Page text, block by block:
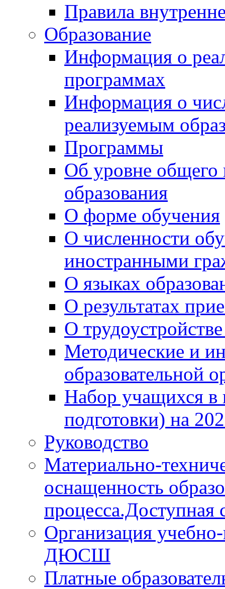
Правила
Образование
Информация о
программах
Информация о
реализуемым
Программы
Об уровне общего
образования
О форме обучения
О численности
иностранными
О языках
О результатах
О
Методические и
образовательной
Набор учащихся
подготовки) на
Руководство
Материально-
оснащенность
процесса.Доступная
Организация
ДЮСШ
Платные